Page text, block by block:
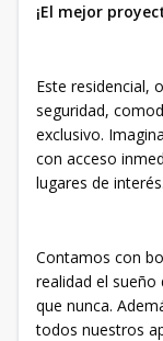
¡El mejor
Este residencial,
seguridad,
exclusivo.
con acceso
lugares de interés.
Contamos con
realidad el
que nunca.
todos nuestros